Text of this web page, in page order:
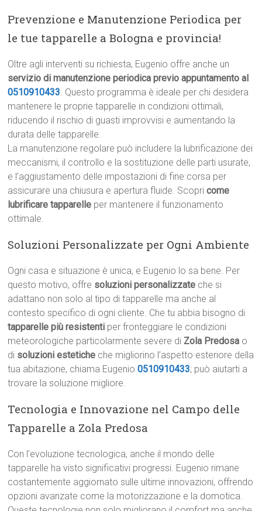
Prevenzione e Manutenzione Periodica per
le tue tapparelle a Bologna e provincia!
Oltre agli interventi su richiesta, Eugenio offre anche un
servizio di manutenzione periodica previo appuntamento al
0510910433. Questo programma è ideale per chi desidera
mantenere le proprie tapparelle in condizioni ottimali,
riducendo il rischio di guasti improvvisi e aumentando la
durata delle tapparelle.
La manutenzione regolare può includere la lubrificazione dei
meccanismi, il controllo e la sostituzione delle parti usurate,
e l’aggiustamento delle impostazioni di fine corsa per
assicurare una chiusura e apertura fluide. Scopricome
lubrificare tapparelle per mantenere il funzionamento
ottimale.
Soluzioni Personalizzate per Ogni Ambiente
Ogni casa e situazione è unica, e Eugenio lo sa bene. Per
questo motivo, offre soluzioni personalizzate che si
adattano non solo al tipo di tapparelle ma anche al
contesto specifico di ogni cliente. Che tu abbia bisogno di
tapparelle più resistenti per fronteggiare le condizioni
meteorologiche particolarmente severe di Zola Predosa o
di soluzioni estetiche che migliorino l’aspetto esteriore della
tua abitazione, chiama Eugenio0510910433; può aiutarti a
trovare la soluzione migliore.
Tecnologia e Innovazione nel Campo delle
Tapparelle a Zola Predosa
Con l’evoluzione tecnologica, anche il mondo delle
tapparelle ha visto significativi progressi. Eugenio rimane
costantemente aggiornato sulle ultime innovazioni, offrendo
opzioni avanzate come la motorizzazione e la domotica.